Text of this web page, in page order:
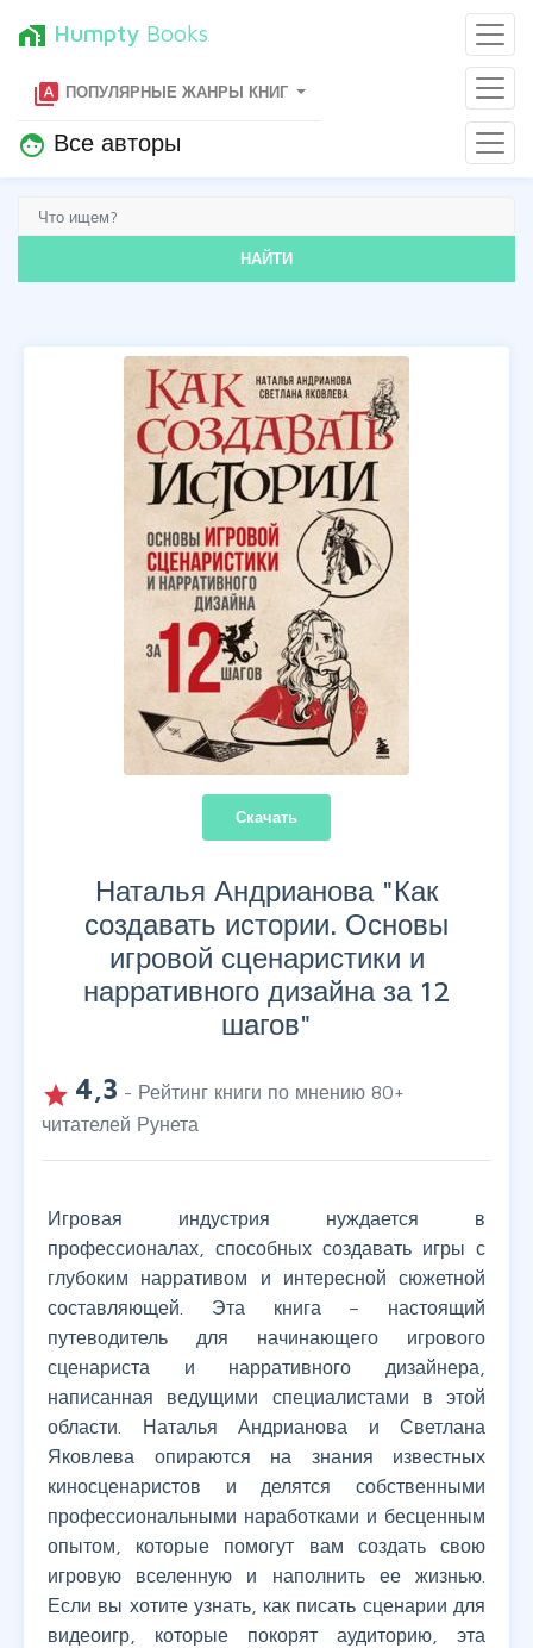
home_work Humpty Books
type_specimen ПОПУЛЯРНЫЕ ЖАНРЫ КНИГ
face Все авторы
НАЙТИ
Скачать
Наталья Андрианова "Как
создавать истории. Основы
игровой сценаристики и
нарративного дизайна за 12
шагов"
grade 4,3 - Рейтинг книги по мнению 80+
читателей Рунета
Игровая индустрия нуждается в
профессионалах, способных создавать игры с
глубоким нарративом и интересной сюжетной
составляющей. Эта книга – настоящий
путеводитель для начинающего игрового
сценариста и нарративного дизайнера,
написанная ведущими специалистами в этой
области. Наталья Андрианова и Светлана
Яковлева опираются на знания известных
киносценаристов и делятся собственными
профессиональными наработками и бесценным
опытом, которые помогут вам создать свою
игровую вселенную и наполнить ее жизнью.
Если вы хотите узнать, как писать сценарии для
видеоигр, которые покорят аудиторию, эта